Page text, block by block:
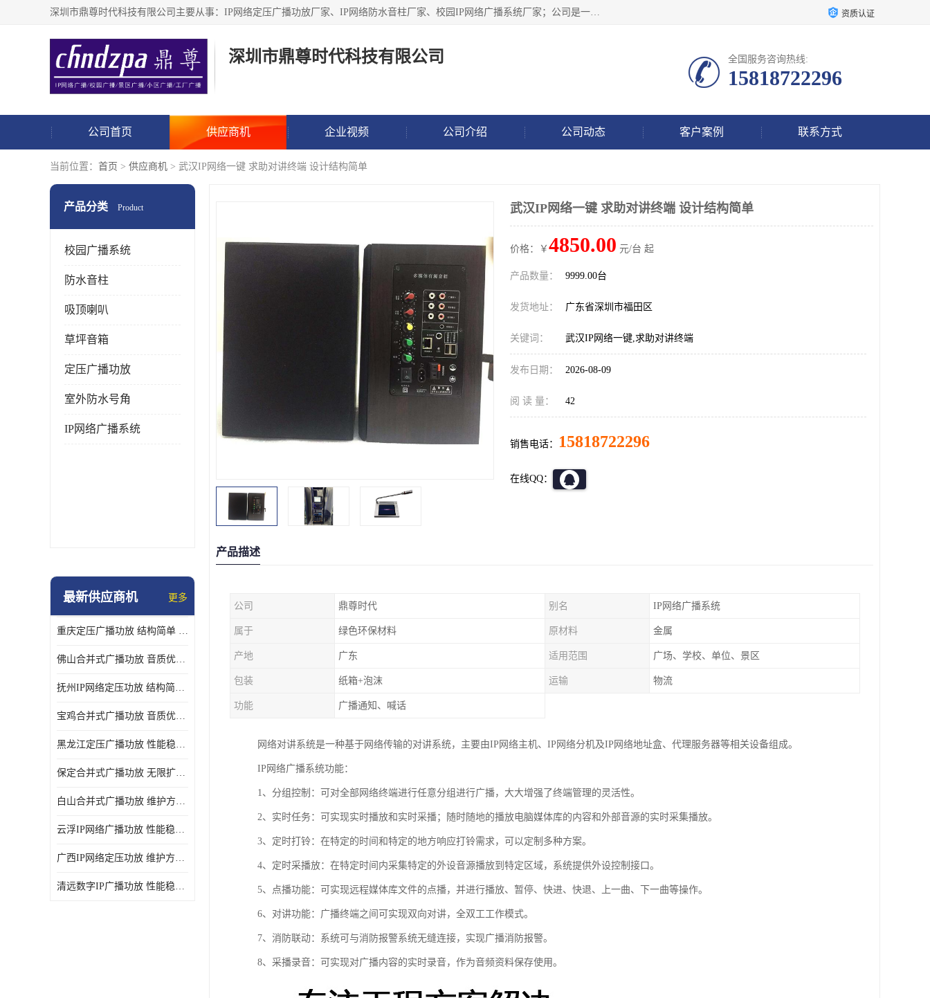
深圳市鼎尊时代科技有限公司主要从事：IP网络定压广播功放厂家、IP网络防水音柱厂家、校园IP网络广播系统厂家；公司是一家集研发、生产、销售公共广播器材于一体的现代电子科技企业。公司成立多年来，本着“自主研发技术、开拓稳定的产品”的宗旨，集多年的行业经验，引航广播行业的迅猛发展，使产品能够适应时代技术发展的需要。 资质认证
深圳市鼎尊时代科技有限公司 全国服务咨询热线:
15818722296
公司首页 供应商机 企业视频 公司介绍 公司动态 客户案例 联系方式
当前位置： 首页 > 供应商机 > 武汉IP网络一键 求助对讲终端 设计结构简单
产品分类 Product
校园广播系统
防水音柱
吸顶喇叭
草坪音箱
定压广播功放
室外防水号角
IP网络广播系统
最新供应商机 更多
重庆定压广播功放 结构简单 传输距离远
佛山合并式广播功放 音质优美清晰 输出电压大 电流小
抚州IP网络定压功放 结构简单 多应用于公共场合
宝鸡合并式广播功放 音质优美清晰 维护方便
黑龙江定压广播功放 性能稳定 无限扩容
保定合并式广播功放 无限扩容 设计结构简单
白山合并式广播功放 维护方便 多应用于公共场合
云浮IP网络广播功放 性能稳定 设计结构简单
广西IP网络定压功放 维护方便 多应用于公共场合
清远数字IP广播功放 性能稳定 传输距离远
武汉IP网络一键 求助对讲终端 设计结构简单
价格：￥ 4850.00 元/台 起
产品数量： 9999.00台
发货地址： 广东省深圳市福田区
关键词： 武汉IP网络一键,求助对讲终端
发布日期： 2026-08-09
阅 读 量： 42
销售电话： 15818722296
在线QQ：
产品描述
公司 鼎尊时代 别名 IP网络广播系统
属于 绿色环保材料 原材料 金属
产地 广东 适用范围 广场、学校、单位、景区
包装 纸箱+泡沫 运输 物流
功能 广播通知、喊话
网络对讲系统是一种基于网络传输的对讲系统，主要由IP网络主机、IP网络分机及IP网络地址盒、代理服务器等相关设备组成。
IP网络广播系统功能：
1、分组控制：可对全部网络终端进行任意分组进行广播，大大增强了终端管理的灵活性。
2、实时任务：可实现实时播放和实时采播；随时随地的播放电脑媒体库的内容和外部音源的实时采集播放。
3、定时打铃：在特定的时间和特定的地方响应打铃需求，可以定制多种方案。
4、定时采播放：在特定时间内采集特定的外设音源播放到特定区域，系统提供外设控制接口。
5、点播功能：可实现远程媒体库文件的点播，并进行播放、暂停、快进、快退、上一曲、下一曲等操作。
6、对讲功能：广播终端之间可实现双向对讲，全双工工作模式。
7、消防联动：系统可与消防报警系统无缝连接，实现广播消防报警。
8、采播录音：可实现对广播内容的实时录音，作为音频资料保存使用。